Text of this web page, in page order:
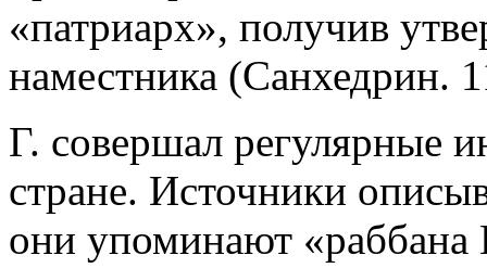
«патриарх», получив
наместника (Санхедрин.
Г. совершал регулярные
стране. Источники
они упоминают